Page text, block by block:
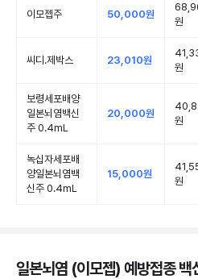
이모젭주 50,000원
원
씨디.제박스 23,010원
원
보령세포배양
일본뇌염백신
주 0.4mL
20,000원
원
녹십자세포배
양일본뇌염백
신주 0.4mL
15,000원
원
일본뇌염 (이모젭) 예방접종 백